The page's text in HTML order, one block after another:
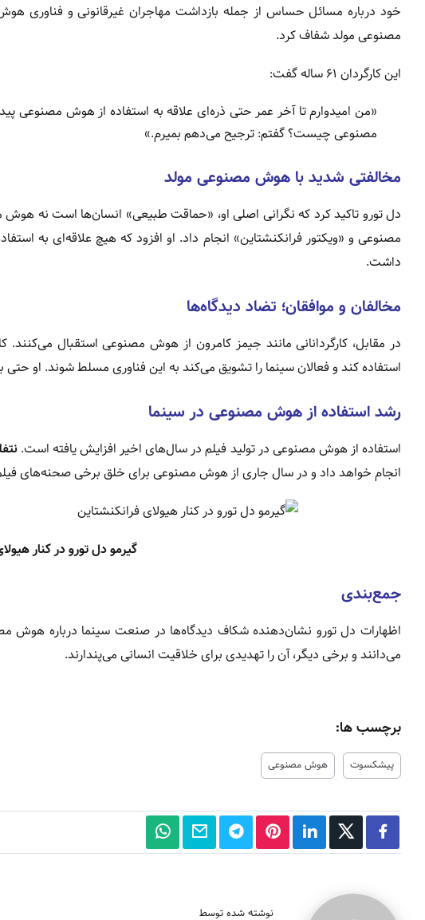
خود درباره مسائل حساس از جمله بازداشت مهاجران غیرقانونی و
مصنوعی مولد شفاف کرد.
این کارگردان ۶۱ ساله گفت:
«من امیدوارم تا آخر عمر حتی ذره‌ای علاقه به استفاده از هوش
مصنوعی چیست؟ گفتم: ترجیح می‌دهم بمیرم.»
مخالفتی شدید با هوش مصنوعی مولد
دل تورو تاکید کرد که نگرانی اصلی او، «حماقت طبیعی» انسان‌ها است نه
مصنوعی و «ویکتور فرانکنشتاین» انجام داد. او افزود که هیچ علاقه‌ای به
داشت.
مخالفان و موافقان؛ تضاد دیدگاه‌ها
در مقابل، کارگردانانی مانند جیمز کامرون از هوش مصنوعی استقبال
استفاده کند و فعالان سینما را تشویق می‌کند به این فناوری مسلط شوند. او حتی
رشد استفاده از هوش مصنوعی در سینما
استفاده از هوش مصنوعی در تولید فیلم در سال‌های اخیر افزایش یافته است.
انجام خواهد داد و در سال جاری از هوش مصنوعی برای خلق برخی صحنه‌های
گیرمو دل تورو در کنار
جمع‌بندی
اظهارات دل تورو نشان‌دهنده شکاف دیدگاه‌ها در صنعت سینما درباره هوش
می‌دانند و برخی دیگر، آن را تهدیدی برای خلاقیت انسانی می‌پندارند.
برچسب ها:
پیشکسوت هوش مصنوعی
نوشته شده توسط